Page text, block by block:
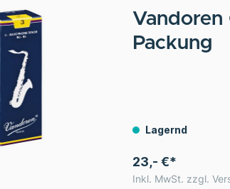
Vandoren
Packung
Lagernd
23,- €*
Inkl. MwSt. zzgl.